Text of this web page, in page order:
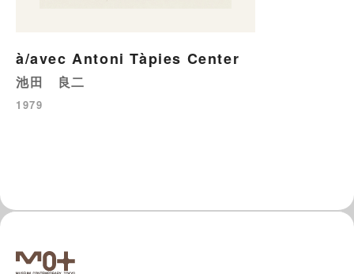
à/avec Antoni Tàpies Center
池田 良二
1979